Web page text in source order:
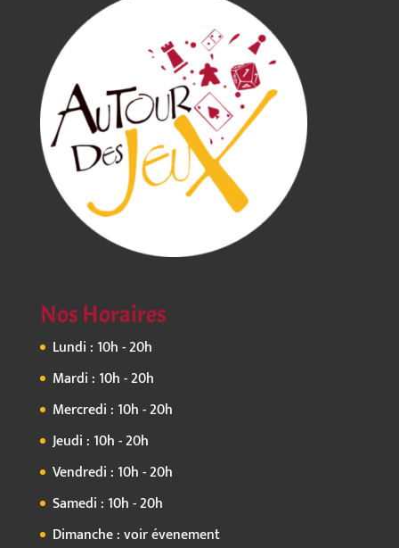
Nos Horaires
Lundi : 10h - 20h
Mardi : 10h - 20h
Mercredi : 10h - 20h
Jeudi : 10h - 20h
Vendredi : 10h - 20h
Samedi : 10h - 20h
Dimanche : voir évenement